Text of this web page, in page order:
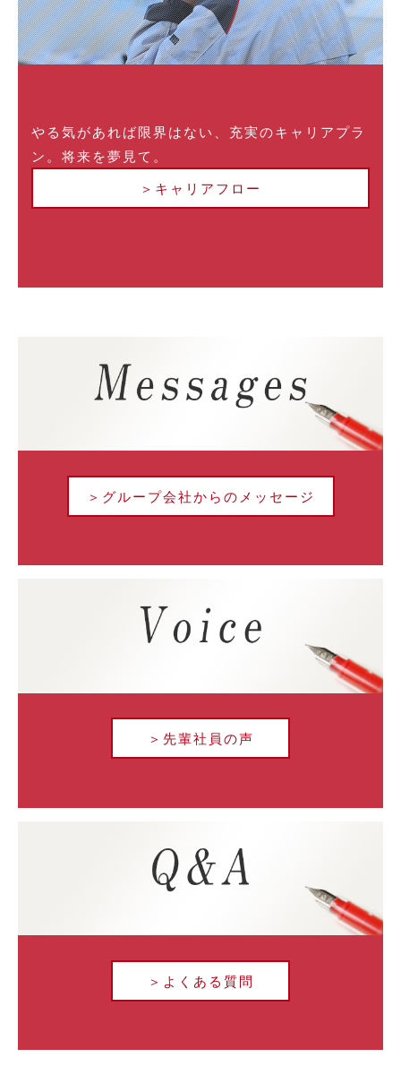
やる気があれば限界はない、充実のキャリアプラ
ン。将来を夢見て。
＞キャリアフロー
＞グループ会社からのメッセージ
＞先輩社員の声
＞よくある質問